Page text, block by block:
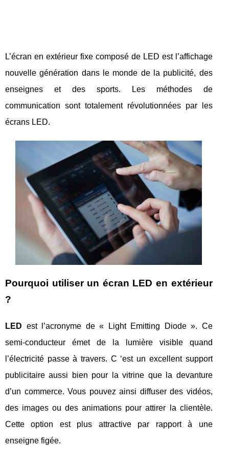
L’écran en extérieur fixe composé de LED est l’affichage
nouvelle génération dans le monde de la publicité, des
enseignes et des sports. Les méthodes de
communication sont totalement révolutionnées par les
écrans LED.
Pourquoi utiliser un écran LED en extérieur
?
LED est l’acronyme de « Light Emitting Diode ». Ce
semi-conducteur émet de la lumière visible quand
l’électricité passe à travers. C ‘est un excellent support
publicitaire aussi bien pour la vitrine que la devanture
d’un commerce. Vous pouvez ainsi diffuser des vidéos,
des images ou des animations pour attirer la clientèle.
Cette option est plus attractive par rapport à une
enseigne figée.